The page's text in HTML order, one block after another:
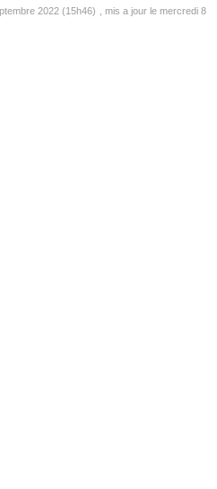
2022 (15h46)
, mis a jour le mercredi 8